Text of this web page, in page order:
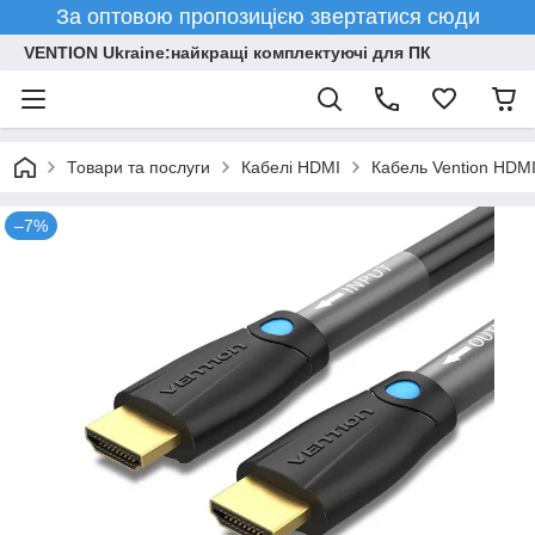
За оптовою пропозицією звертатися сюди
VENTION Ukraine:найкращі комплектуючі для ПК
Товари та послуги Кабелі HDMI Кабель Vention
–7%